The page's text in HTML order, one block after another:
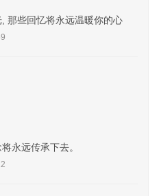
那些回忆将永远温暖你的心
永远传承下去。